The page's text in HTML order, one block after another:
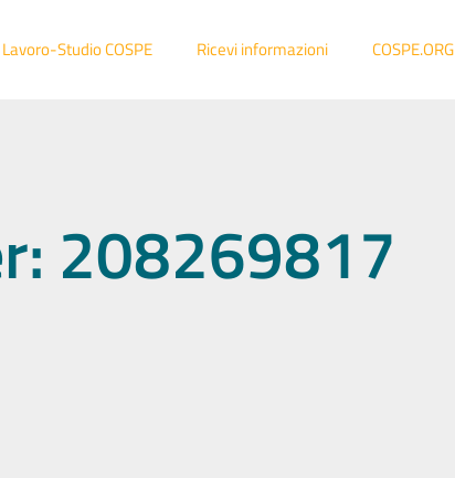
Studio COSPE Ricevi informazioni COSPE.ORG
208269817